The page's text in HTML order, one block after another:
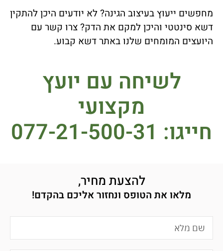
מחפשים ייעוץ בעיצוב הגינה? לא יודעים היכן להתקין
דשא סינטטי והיכן למקם את הדק? צרו קשר עם
היועצים המומחים שלנו באתר דשא קבוע.
לשיחה עם יועץ
מקצועי
חייגו: 077-21-500-31
להצעת מחיר,
מלאו את הטופס ונחזור אליכם בהקדם!